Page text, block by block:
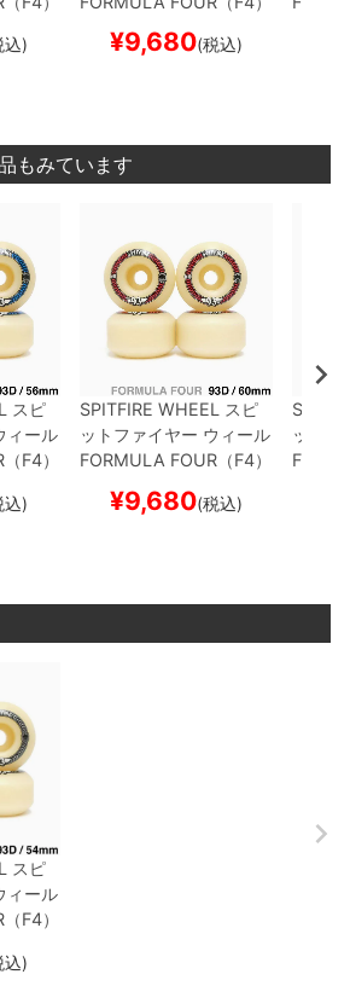
込)
93D CLASSIC
¥9,680(税込)
もみています
スピ
ィール
F4）
込)
SPITFIRE WHEEL
スピ
ットファイヤー ウィール
FORMULA FOUR（F4）
¥9,680(税込)
ットフ
スピ
ィール
F4）
込)